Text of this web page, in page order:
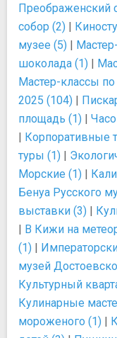
Преображенский
собор (2) |
музее (5) |
шоколада (1) |
Мастер-классы по
2025 (104) |
площадь (1) |
| Корпоративные
туры (1) |
Морские (1) |
Бенуа Русского
выставки (3) |
| В Кижи на
(1) |
музей
Культурный
Кулинарные
мороженого (1) |